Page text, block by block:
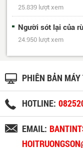
25.839 lượt xem
Người sót lại của
24.950 lượt xem
PHIÊN BẢN MÁY
HOTLINE:
EMAIL: